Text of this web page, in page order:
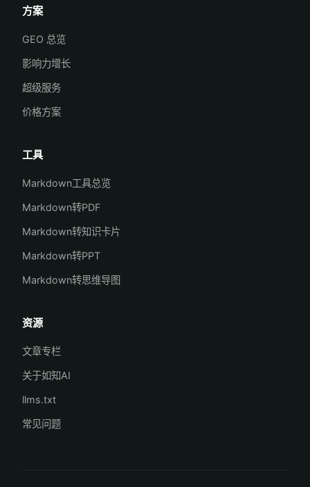
方案
GEO 总览
影响力增长
超级服务
价格方案
工具
Markdown工具总览
Markdown转PDF
Markdown转知识卡片
Markdown转PPT
Markdown转思维导图
资源
文章专栏
关于如知AI
llms.txt
常见问题